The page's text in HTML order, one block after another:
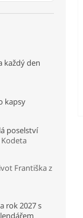
každý den
kapsy
poselství
Františka z
rok 2027 s